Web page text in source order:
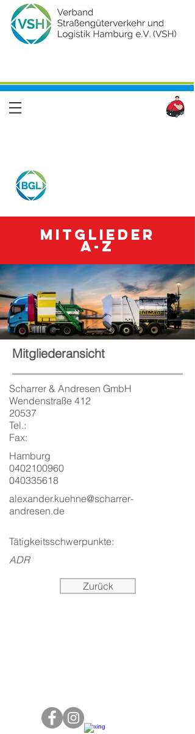
Mitglieder
A-Z
Mitgliederansicht
Scharrer & Andresen GmbH
Wendenstraße 412
20537
Tel.:
Fax:
Hamburg
0402100960
040335618
alexander.kuehne@scharrer-
andresen.de
Tätigkeitsschwerpunkte:
ADR
Zurück